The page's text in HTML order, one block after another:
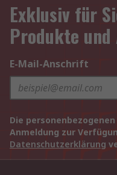
Exklusiv für
Produkte und
E-Mail-Anschrift
Die
Anmeldung zur
Datenschutzerklärung